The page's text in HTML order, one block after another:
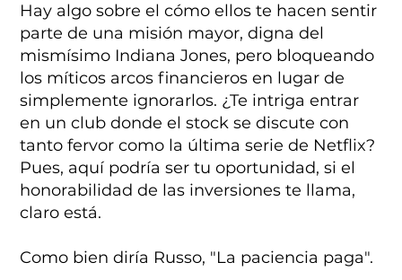
Hay algo sobre el cómo ellos te hacen sentir
parte de una misión mayor, digna del
mismísimo Indiana Jones, pero bloqueando
los míticos arcos financieros en lugar de
simplemente ignorarlos. ¿Te intriga entrar
en un club donde el stock se discute con
tanto fervor como la última serie de Netflix?
Pues, aquí podría ser tu oportunidad, si el
honorabilidad de las inversiones te llama,
claro está.
Como bien diría Russo, "La paciencia paga".